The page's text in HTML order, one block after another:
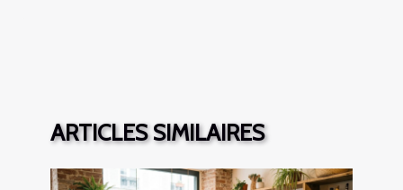
ARTICLES SIMILAIRES